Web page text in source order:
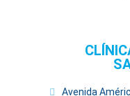
Avenida